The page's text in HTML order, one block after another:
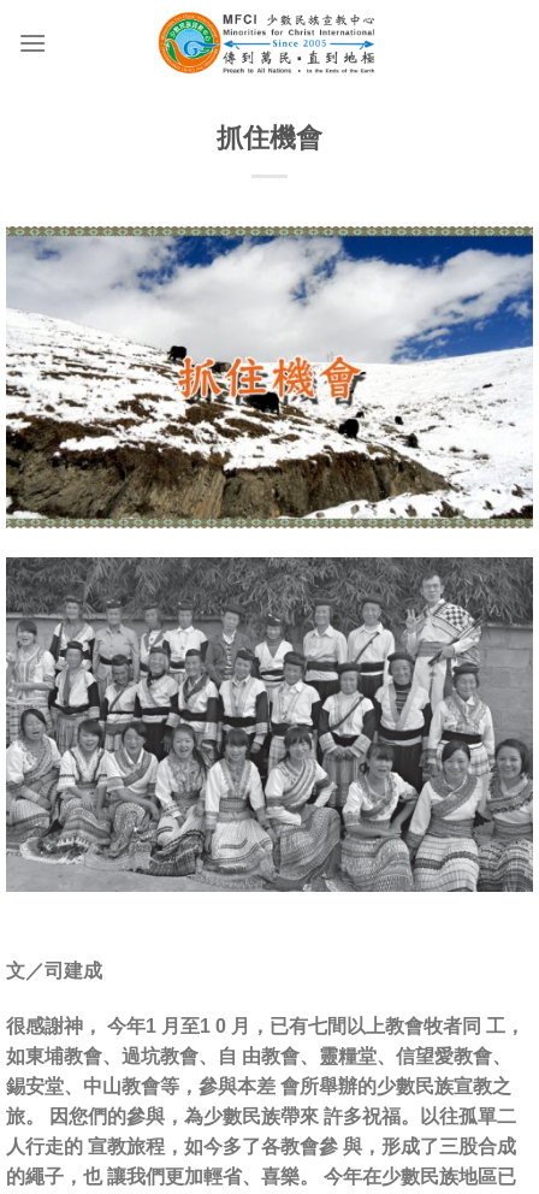
抓住機會
文／司建成
很感謝神， 今年1 月至1 0 月，已有七間以上教會牧者同 工，
如東埔教會、過坑教會、自 由教會、靈糧堂、信望愛教會、
錫安堂、中山教會等，參與本差 會所舉辦的少數民族宣教之
旅。 因您們的參與，為少數民族帶來 許多祝福。以往孤單二
人行走的 宣教旅程，如今多了各教會參 與，形成了三股合成
的繩子，也 讓我們更加輕省、喜樂。 今年在少數民族地區已